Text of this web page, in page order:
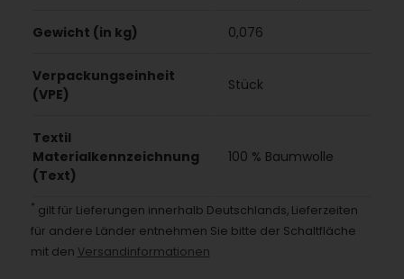
Gewicht (in kg) 0,076
Verpackungseinheit
(VPE)
Stück
Textil
Materialkennzeichnung
(Text)
100 % Baumwolle
* gilt für Lieferungen innerhalb Deutschlands, Lieferzeiten
für andere Länder entnehmen Sie bitte der Schaltfläche
mit den Versandinformationen